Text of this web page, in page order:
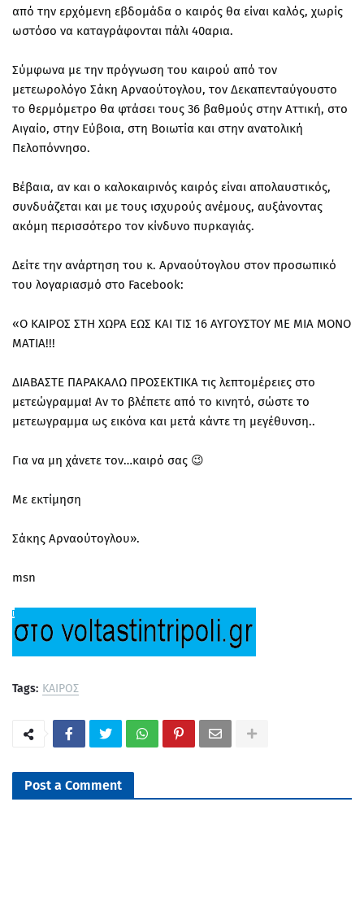
από την ερχόμενη εβδομάδα ο καιρός θα είναι καλός, χωρίς
ωστόσο να καταγράφονται πάλι 40αρια.
Σύμφωνα με την πρόγνωση του καιρού από τον
μετεωρολόγο Σάκη Αρναούτογλου, τον Δεκαπενταύγουστο
το θερμόμετρο θα φτάσει τους 36 βαθμούς στην Αττική, στο
Αιγαίο, στην Εύβοια, στη Βοιωτία και στην ανατολική
Πελοπόννησο.
Βέβαια, αν και ο καλοκαιρινός καιρός είναι απολαυστικός,
συνδυάζεται και με τους ισχυρούς ανέμους, αυξάνοντας
ακόμη περισσότερο τον κίνδυνο πυρκαγιάς.
Δείτε την ανάρτηση του κ. Αρναούτογλου στον προσωπικό
του λογαριασμό στο Facebook:
«Ο ΚΑΙΡΟΣ ΣΤΗ ΧΩΡΑ ΕΩΣ ΚΑΙ ΤΙΣ 16 ΑΥΓΟΥΣΤΟΥ ΜΕ ΜΙΑ ΜΟΝΟ
ΜΑΤΙΑ!!!
ΔΙΑΒΑΣΤΕ ΠΑΡΑΚΑΛΩ ΠΡΟΣΕΚΤΙΚΑ τις λεπτομέρειες στο
μετεώγραμμα! Αν το βλέπετε από το κινητό, σώστε το
μετεωγραμμα ως εικόνα και μετά κάντε τη μεγέθυνση..
Για να μη χάνετε τον…καιρό σας 😉
Με εκτίμηση
Σάκης Αρναούτογλου».
msn
Tags: ΚΑΙΡΟΣ
Post a Comment